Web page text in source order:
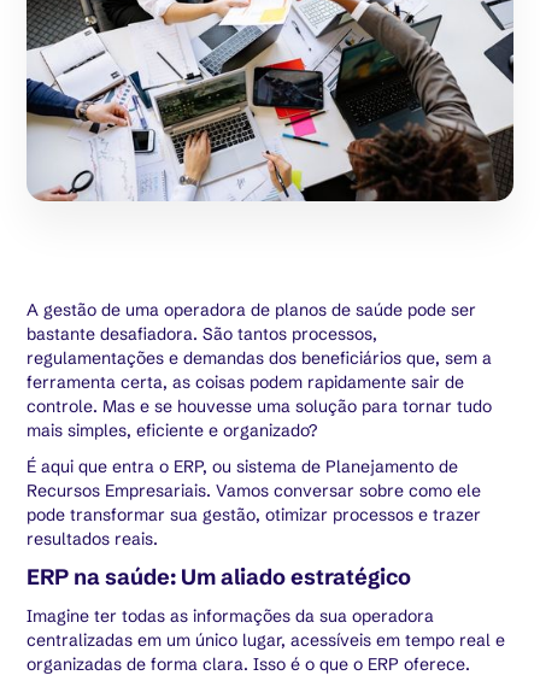
A gestão de uma operadora de planos de saúde pode ser
bastante desafiadora. São tantos processos,
regulamentações e demandas dos beneficiários que, sem a
ferramenta certa, as coisas podem rapidamente sair de
controle. Mas e se houvesse uma solução para tornar tudo
mais simples, eficiente e organizado?
É aqui que entra o ERP, ou sistema de Planejamento de
Recursos Empresariais. Vamos conversar sobre como ele
pode transformar sua gestão, otimizar processos e trazer
resultados reais.
ERP na saúde: Um aliado estratégico
Imagine ter todas as informações da sua operadora
centralizadas em um único lugar, acessíveis em tempo real e
organizadas de forma clara. Isso é o que o ERP oferece.